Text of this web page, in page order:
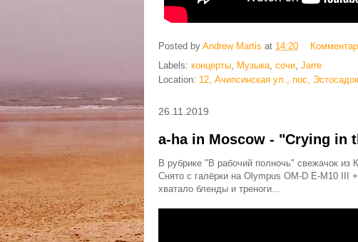
Posted by Andrew Martis at 14:20
Labels: концерты, Музыка, сочи, Jarre
Location: 12, Ачипсинская ул., пос,
26.11.2019
a-ha in Moscow - "Crying in
В рубрике "В рабочий полночь" свежачок из
Снято с галёрки на Olympus OM-D E-M10
хватало бленды и треноги...